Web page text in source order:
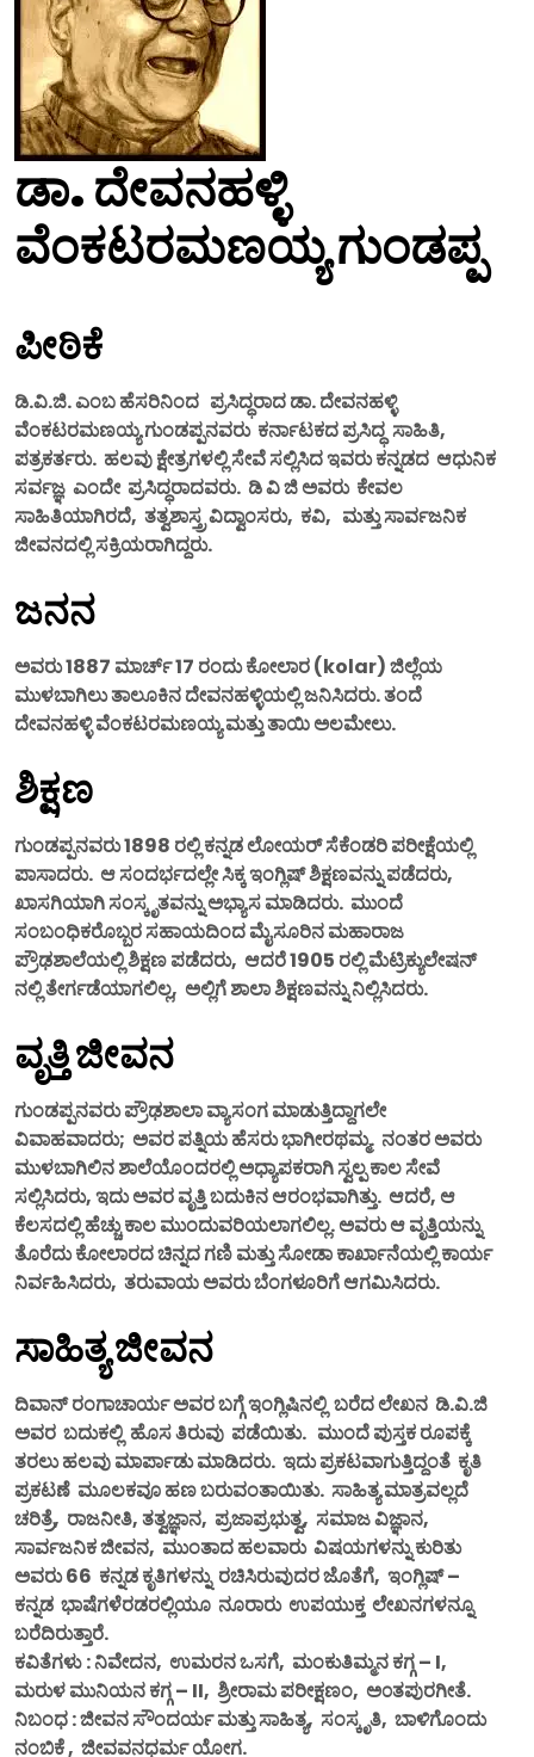
ಡಾ. ದೇವನಹಳ್ಳಿ
ವೆಂಕಟರಮಣಯ್ಯ ಗುಂಡಪ್ಪ
ಪೀಠಿಕೆ
ಡಿ.ವಿ.ಜಿ. ಎಂಬ ಹೆಸರಿನಿಂದ ಪ್ರಸಿದ್ಧರಾದ ಡಾ. ದೇವನಹಳ್ಳಿ
ವೆಂಕಟರಮಣಯ್ಯ ಗುಂಡಪ್ಪನವರು ಕರ್ನಾಟಕದ ಪ್ರಸಿದ್ಧ ಸಾಹಿತಿ,
ಪತ್ರಕರ್ತರು. ಹಲವು ಕ್ಷೇತ್ರಗಳಲ್ಲಿ ಸೇವೆ ಸಲ್ಲಿಸಿದ ಇವರು ಕನ್ನಡದ ಆಧುನಿಕ
ಸರ್ವಜ್ಞ ಎಂದೇ ಪ್ರಸಿದ್ಧರಾದವರು. ಡಿ ವಿ ಜಿ ಅವರು ಕೇವಲ
ಸಾಹಿತಿಯಾಗಿರದೆ, ತತ್ವಶಾಸ್ತ್ರ ವಿದ್ವಾಂಸರು, ಕವಿ, ಮತ್ತು ಸಾರ್ವಜನಿಕ
ಜೀವನದಲ್ಲಿ ಸಕ್ರಿಯರಾಗಿದ್ದರು.
ಜನನ
ಅವರು 1887 ಮಾರ್ಚ್ 17 ರಂದು ಕೋಲಾರ (kolar) ಜಿಲ್ಲೆಯ
ಮುಳಬಾಗಿಲು ತಾಲೂಕಿನ ದೇವನಹಳ್ಳಿಯಲ್ಲಿ ಜನಿಸಿದರು. ತಂದೆ
ದೇವನಹಳ್ಳಿ ವೆಂಕಟರಮಣಯ್ಯ ಮತ್ತು ತಾಯಿ ಅಲಮೇಲು.
ಶಿಕ್ಷಣ
ಗುಂಡಪ್ಪನವರು 1898 ರಲ್ಲಿ ಕನ್ನಡ ಲೋಯರ್ ಸೆಕೆಂಡರಿ ಪರೀಕ್ಷೆಯಲ್ಲಿ
ಪಾಸಾದರು. ಆ ಸಂದರ್ಭದಲ್ಲೇ ಸಿಕ್ಕ ಇಂಗ್ಲಿಷ್ ಶಿಕ್ಷಣವನ್ನು ಪಡೆದರು,
ಖಾಸಗಿಯಾಗಿ ಸಂಸ್ಕೃತವನ್ನು ಅಭ್ಯಾಸ ಮಾಡಿದರು. ಮುಂದೆ
ಸಂಬಂಧಿಕರೊಬ್ಬರ ಸಹಾಯದಿಂದ ಮೈಸೂರಿನ ಮಹಾರಾಜ
ಪ್ರೌಢಶಾಲೆಯಲ್ಲಿ ಶಿಕ್ಷಣ ಪಡೆದರು, ಆದರೆ 1905 ರಲ್ಲಿ ಮೆಟ್ರಿಕ್ಯುಲೇಷನ್
ನಲ್ಲಿ ತೇರ್ಗಡೆಯಾಗಲಿಲ್ಲ, ಅಲ್ಲಿಗೆ ಶಾಲಾ ಶಿಕ್ಷಣವನ್ನು ನಿಲ್ಲಿಸಿದರು.
ವೃತ್ತಿ ಜೀವನ
ಗುಂಡಪ್ಪನವರು ಪ್ರೌಢಶಾಲಾ ವ್ಯಾಸಂಗ ಮಾಡುತ್ತಿದ್ದಾಗಲೇ
ವಿವಾಹವಾದರು; ಅವರ ಪತ್ನಿಯ ಹೆಸರು ಭಾಗೀರಥಮ್ಮ. ನಂತರ ಅವರು
ಮುಳಬಾಗಿಲಿನ ಶಾಲೆಯೊಂದರಲ್ಲಿ ಅಧ್ಯಾಪಕರಾಗಿ ಸ್ವಲ್ಪ ಕಾಲ ಸೇವೆ
ಸಲ್ಲಿಸಿದರು, ಇದು ಅವರ ವೃತ್ತಿ ಬದುಕಿನ ಆರಂಭವಾಗಿತ್ತು. ಆದರೆ, ಆ
ಕೆಲಸದಲ್ಲಿ ಹೆಚ್ಚು ಕಾಲ ಮುಂದುವರಿಯಲಾಗಲಿಲ್ಲ. ಅವರು ಆ ವೃತ್ತಿಯನ್ನು
ತೊರೆದು ಕೋಲಾರದ ಚಿನ್ನದ ಗಣಿ ಮತ್ತು ಸೋಡಾ ಕಾರ್ಖಾನೆಯಲ್ಲಿ ಕಾರ್ಯ
ನಿರ್ವಹಿಸಿದರು, ತರುವಾಯ ಅವರು ಬೆಂಗಳೂರಿಗೆ ಆಗಮಿಸಿದರು.
ಸಾಹಿತ್ಯ ಜೀವನ
ದಿವಾನ್ ರಂಗಾಚಾರ್ಯ ಅವರ ಬಗ್ಗೆ ಇಂಗ್ಲಿಷಿನಲ್ಲಿ ಬರೆದ ಲೇಖನ ಡಿ.ವಿ.ಜಿ
ಅವರ ಬದುಕಲ್ಲಿ ಹೊಸ ತಿರುವು ಪಡೆಯಿತು. ಮುಂದೆ ಪುಸ್ತಕ ರೂಪಕ್ಕೆ
ತರಲು ಹಲವು ಮಾರ್ಪಾಡು ಮಾಡಿದರು. ಇದು ಪ್ರಕಟವಾಗುತ್ತಿದ್ದಂತೆ ಕೃತಿ
ಪ್ರಕಟಣೆ ಮೂಲಕವೂ ಹಣ ಬರುವಂತಾಯಿತು. ಸಾಹಿತ್ಯ ಮಾತ್ರವಲ್ಲದೆ
ಚರಿತ್ರೆ, ರಾಜನೀತಿ, ತತ್ವಜ್ಞಾನ, ಪ್ರಜಾಪ್ರಭುತ್ವ, ಸಮಾಜ ವಿಜ್ಞಾನ,
ಸಾರ್ವಜನಿಕ ಜೀವನ, ಮುಂತಾದ ಹಲವಾರು ವಿಷಯಗಳನ್ನು ಕುರಿತು
ಅವರು 66 ಕನ್ನಡ ಕೃತಿಗಳನ್ನು ರಚಿಸಿರುವುದರ ಜೊತೆಗೆ, ಇಂಗ್ಲಿಷ್ –
ಕನ್ನಡ ಭಾಷೆಗಳೆರಡರಲ್ಲಿಯೂ ನೂರಾರು ಉಪಯುಕ್ತ ಲೇಖನಗಳನ್ನೂ
ಬರೆದಿರುತ್ತಾರೆ.
ಕವಿತೆಗಳು : ನಿವೇದನ, ಉಮರನ ಒಸಗೆ, ಮಂಕುತಿಮ್ಮನ ಕಗ್ಗ – I,
ಮರುಳ ಮುನಿಯನ ಕಗ್ಗ – II, ಶ್ರೀರಾಮ ಪರೀಕ್ಷಣಂ, ಅ೦ತಪುರಗೀತೆ.
ನಿಬಂಧ : ಜೀವನ ಸೌಂದರ್ಯ ಮತ್ತು ಸಾಹಿತ್ಯ, ಸಂಸ್ಕೃತಿ, ಬಾಳಿಗೊಂದು
ನಂಬಿಕೆ , ಜೀವವನಧರ್ಮ ಯೋಗ.